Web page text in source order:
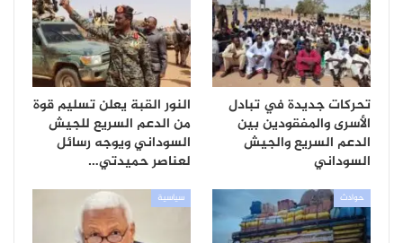
تحركات جديدة في تبادل
الأسرى والمفقودين بين
الدعم السريع والجيش
السوداني
النور القبة يعلن تسليم قوة
من الدعم السريع للجيش
السوداني ويوجه رسائل
لعناصر حميدتي…
حوادث سياسية